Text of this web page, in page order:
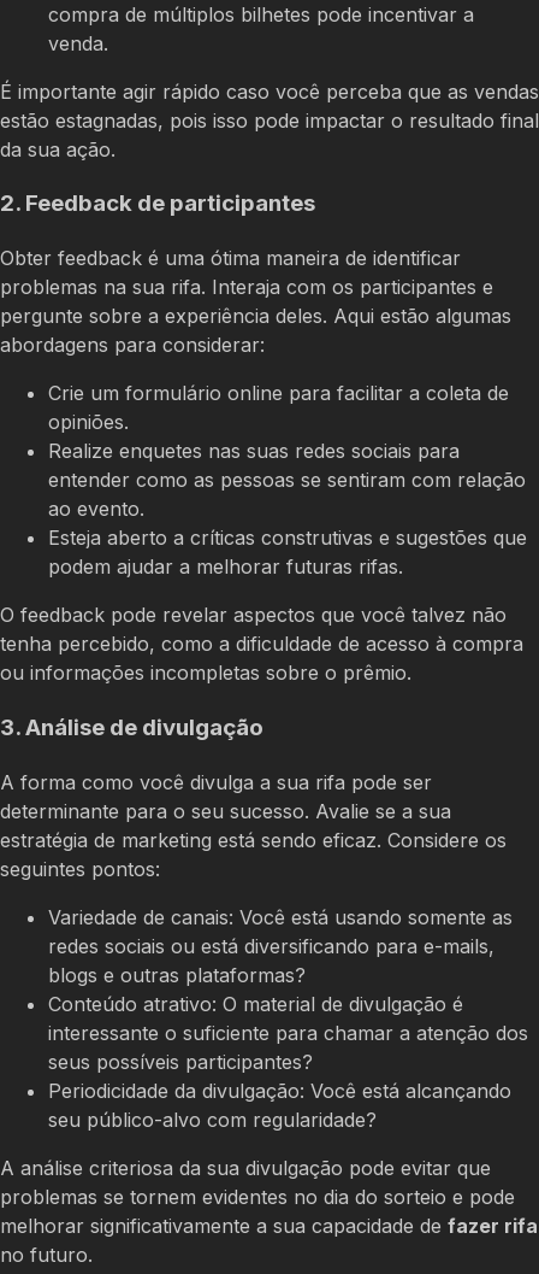
compra de múltiplos bilhetes pode incentivar a
venda.
É importante agir rápido caso você perceba que as vendas
estão estagnadas, pois isso pode impactar o resultado final
da sua ação.
2. Feedback de participantes
Obter feedback é uma ótima maneira de identificar
problemas na sua rifa. Interaja com os participantes e
pergunte sobre a experiência deles. Aqui estão algumas
abordagens para considerar:
Crie um formulário online para facilitar a coleta de
opiniões.
Realize enquetes nas suas redes sociais para
entender como as pessoas se sentiram com relação
ao evento.
Esteja aberto a críticas construtivas e sugestões que
podem ajudar a melhorar futuras rifas.
O feedback pode revelar aspectos que você talvez não
tenha percebido, como a dificuldade de acesso à compra
ou informações incompletas sobre o prêmio.
3. Análise de divulgação
A forma como você divulga a sua rifa pode ser
determinante para o seu sucesso. Avalie se a sua
estratégia de marketing está sendo eficaz. Considere os
seguintes pontos:
Variedade de canais: Você está usando somente as
redes sociais ou está diversificando para e-mails,
blogs e outras plataformas?
Conteúdo atrativo: O material de divulgação é
interessante o suficiente para chamar a atenção dos
seus possíveis participantes?
Periodicidade da divulgação: Você está alcançando
seu público-alvo com regularidade?
A análise criteriosa da sua divulgação pode evitar que
problemas se tornem evidentes no dia do sorteio e pode
melhorar significativamente a sua capacidade de fazer rifa
no futuro.